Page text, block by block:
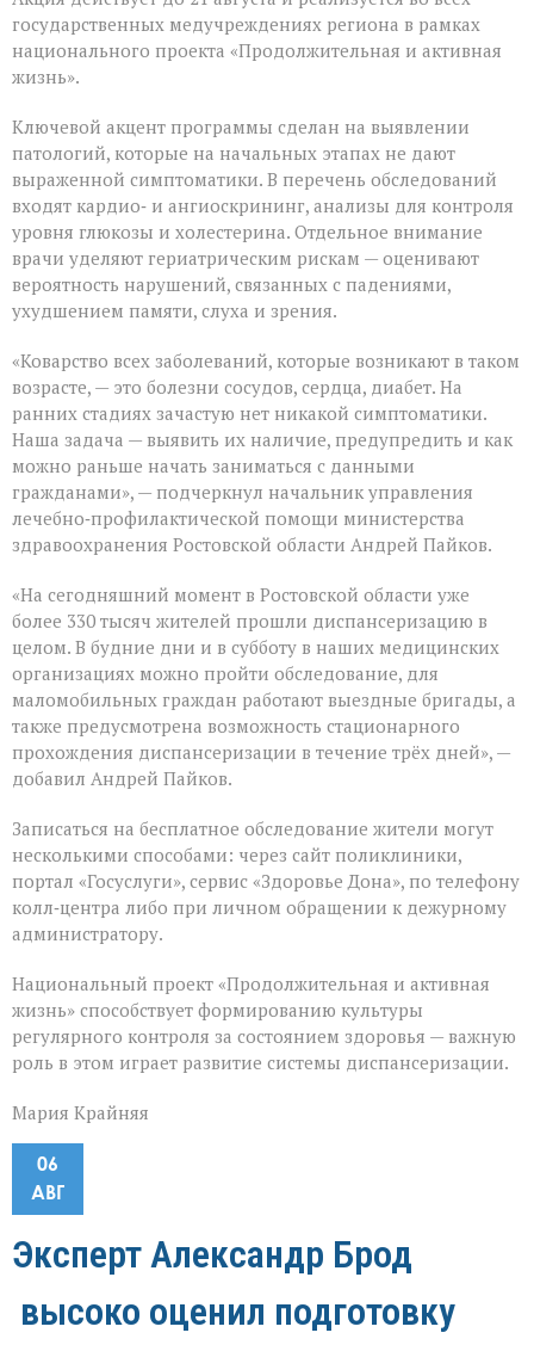
«серебряного»
возраста
государственных медучреждениях региона в рамках
национального проекта «Продолжительная и активная
жизнь».
Ключевой акцент программы сделан на выявлении
патологий, которые на начальных этапах не дают
выраженной симптоматики. В перечень обследований
входят кардио‑ и ангиоскрининг, анализы для контроля
уровня глюкозы и холестерина. Отдельное внимание
врачи уделяют гериатрическим рискам — оценивают
вероятность нарушений, связанных с падениями,
ухудшением памяти, слуха и зрения.
«Коварство всех заболеваний, которые возникают в таком
возрасте, — это болезни сосудов, сердца, диабет. На
ранних стадиях зачастую нет никакой симптоматики.
Наша задача — выявить их наличие, предупредить и как
можно раньше начать заниматься с данными
гражданами», — подчеркнул начальник управления
лечебно‑профилактической помощи министерства
здравоохранения Ростовской области Андрей Пайков.
«На сегодняшний момент в Ростовской области уже
более 330 тысяч жителей прошли диспансеризацию в
целом. В будние дни и в субботу в наших медицинских
организациях можно пройти обследование, для
маломобильных граждан работают выездные бригады, а
также предусмотрена возможность стационарного
прохождения диспансеризации в течение трёх дней», —
добавил Андрей Пайков.
Записаться на бесплатное обследование жители могут
несколькими способами: через сайт поликлиники,
портал «Госуслуги», сервис «Здоровье Дона», по телефону
колл‑центра либо при личном обращении к дежурному
администратору.
Национальный проект «Продолжительная и активная
жизнь» способствует формированию культуры
регулярного контроля за состоянием здоровья — важную
роль в этом играет развитие системы диспансеризации.
Мария Крайняя
06
АВГ
Эксперт Александр Брод
высоко оценил подготовку